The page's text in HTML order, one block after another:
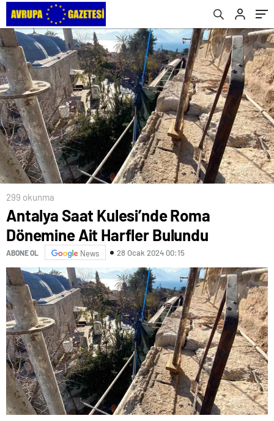
299 okunma
Antalya Saat Kulesi’nde Roma
Dönemine Ait Harfler Bulundu
ABONE OL News 28 Ocak 2024 00:15